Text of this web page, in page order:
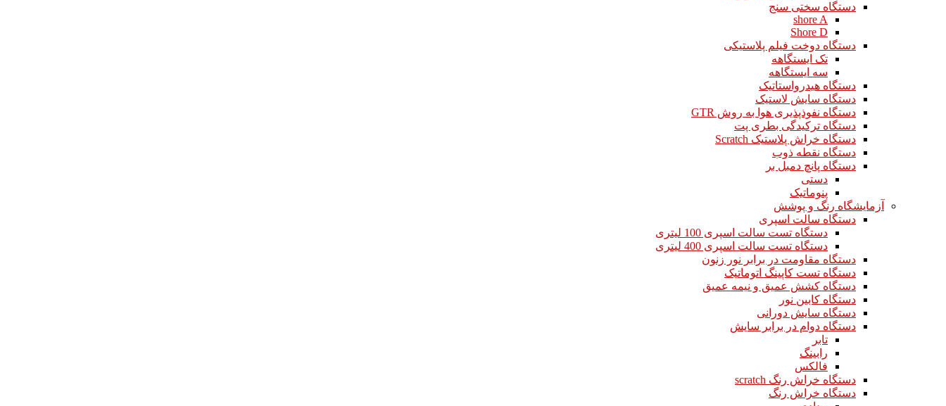
دستگاه سختی سنج
shore A
Shore D
دستگاه دوخت فیلم پلاستیکی
تک ایستگاهه
سه ایستگاهه
دستگاه هیدرواستاتیک
دستگاه سایش لاستیک
دستگاه نفوذپذیری هوا به روش GTR
دستگاه ترکیدگی بطری پت
دستگاه خراش پلاستیک Scratch
دستگاه نقطه ذوب
دستگاه پانچ دمبل بر
دستی
پنوماتیک
آزمایشگاه رنگ و پوشش
دستگاه سالت اسپری
دستگاه تست سالت اسپری 100 لیتری
دستگاه تست سالت اسپری 400 لیتری
دستگاه مقاومت در برابر نور زنون
دستگاه تست کاپینگ اتوماتیک
دستگاه کشش عمیق و نیمه عمیق
دستگاه کابین نور
دستگاه سایش دورانی
دستگاه دوام در برابر سایش
تابر
رابینگ
فالکس
دستگاه خراش رنگ scratch
دستگاه خراش رنگ